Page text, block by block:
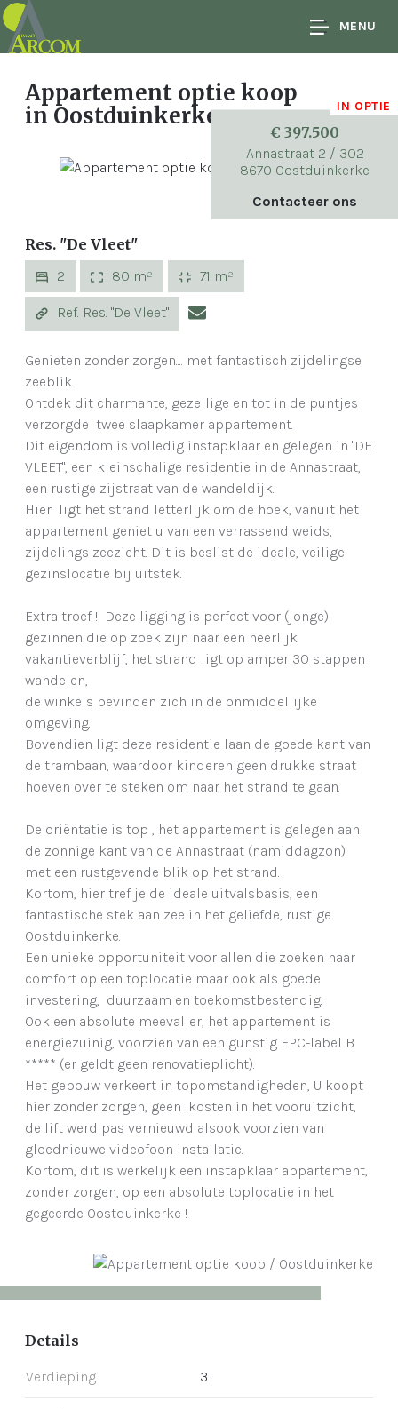
MENU
Appartement optie koop
in Oostduinkerke
€ 397.500
Annastraat 2 / 302
8670 Oostduinkerke
Contacteer ons
IN OPTIE
Res. "De Vleet"
2 80 m² 71 m²
Ref. Res. "De Vleet"
Genieten zonder zorgen.... met fantastisch zijdelingse
zeeblik.
Ontdek dit charmante, gezellige en tot in de puntjes
verzorgde twee slaapkamer appartement.
Dit eigendom is volledig instapklaar en gelegen in "DE
VLEET", een kleinschalige residentie in de Annastraat,
een rustige zijstraat van de wandeldijk.
Hier ligt het strand letterlijk om de hoek, vanuit het
appartement geniet u van een verrassend weids,
zijdelings zeezicht. Dit is beslist de ideale, veilige
gezinslocatie bij uitstek.
Extra troef ! Deze ligging is perfect voor (jonge)
gezinnen die op zoek zijn naar een heerlijk
vakantieverblijf, het strand ligt op amper 30 stappen
wandelen,
de winkels bevinden zich in de onmiddellijke
omgeving.
Bovendien ligt deze residentie laan de goede kant van
de trambaan, waardoor kinderen geen drukke straat
hoeven over te steken om naar het strand te gaan.
De oriëntatie is top , het appartement is gelegen aan
de zonnige kant van de Annastraat (namiddagzon)
met een rustgevende blik op het strand.
Kortom, hier tref je de ideale uitvalsbasis, een
fantastische stek aan zee in het geliefde, rustige
Oostduinkerke.
Een unieke opportuniteit voor allen die zoeken naar
comfort op een toplocatie maar ook als goede
investering, duurzaam en toekomstbestendig.
Ook een absolute meevaller, het appartement is
energiezuinig, voorzien van een gunstig EPC-label B
***** (er geldt geen renovatieplicht).
Het gebouw verkeert in topomstandigheden, U koopt
hier zonder zorgen, geen kosten in het vooruitzicht,
de lift werd pas vernieuwd alsook voorzien van
gloednieuwe videofoon installatie.
Kortom, dit is werkelijk een instapklaar appartement,
zonder zorgen, op een absolute toplocatie in het
gegeerde Oostduinkerke !
Details
Verdieping 3